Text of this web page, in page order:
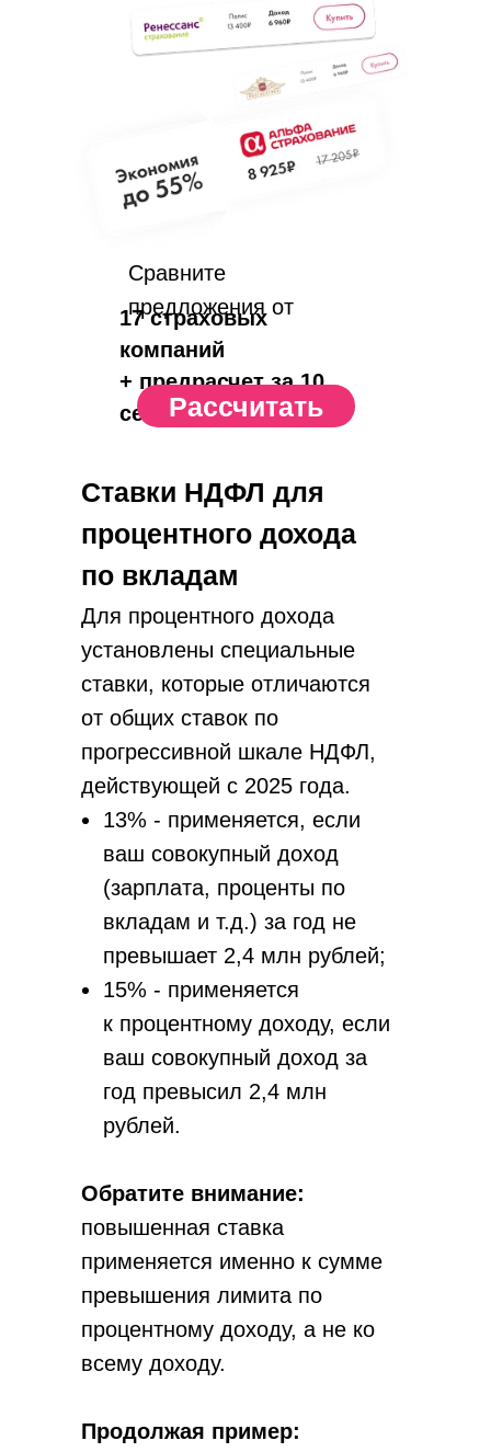
Сравните
предложения от
17 страховых
компаний
+ предрасчет за 10
сек.
Рассчитать
Ставки НДФЛ для
процентного дохода
по вкладам
Для процентного дохода
установлены специальные
ставки, которые отличаются
от общих ставок по
прогрессивной шкале НДФЛ,
действующей с 2025 года.
13% - применяется, если
ваш совокупный доход
(зарплата, проценты по
вкладам и т.д.) за год не
превышает 2,4 млн рублей;
15% - применяется
к процентному доходу, если
ваш совокупный доход за
год превысил 2,4 млн
рублей.
Обратите внимание:
повышенная ставка
применяется именно к сумме
превышения лимита по
процентному доходу, а не ко
всему доходу.
Продолжая пример: